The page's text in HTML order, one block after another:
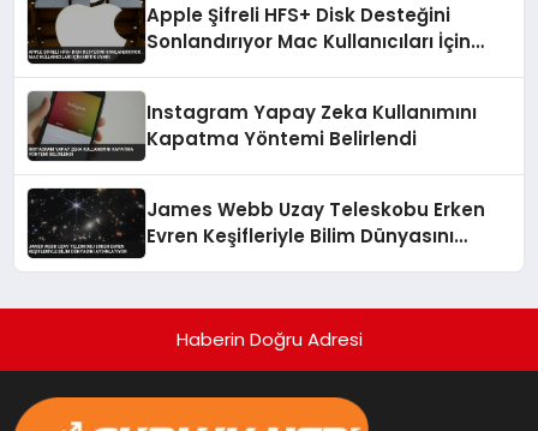
Apple Şifreli HFS+ Disk Desteğini
Sonlandırıyor Mac Kullanıcıları İçin
Instagram Yapay Zeka Kullanımını
Kapatma Yöntemi Belirlendi
James Webb Uzay Teleskobu Erken
Evren Keşifleriyle Bilim Dünyasını
Haberin Doğru Adresi